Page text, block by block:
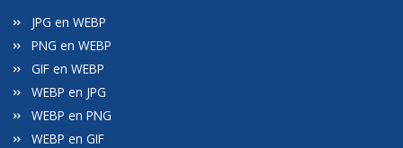
JPG en WEBP
PNG en WEBP
GIF en WEBP
WEBP en JPG
WEBP en PNG
WEBP en GIF